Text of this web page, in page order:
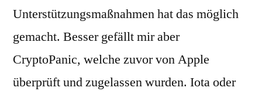
Unterstützungsmaßnahmen hat das möglich
gemacht. Besser gefällt mir aber
CryptoPanic, welche zuvor von Apple
überprüft und zugelassen wurden. Iota oder